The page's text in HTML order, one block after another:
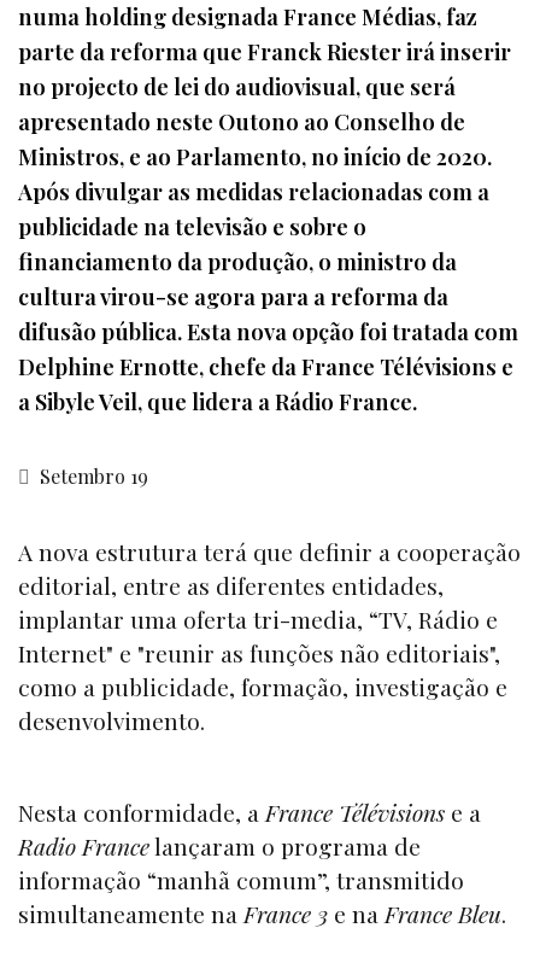
numa holding designada France Médias, faz
parte da reforma que Franck Riester irá inserir
no projecto de lei do audiovisual, que será
apresentado neste Outono ao Conselho de
Ministros, e ao Parlamento, no início de 2020.
Após divulgar as medidas relacionadas com a
publicidade na televisão e sobre o
financiamento da produção, o ministro da
cultura virou-se agora para a reforma da
difusão pública. Esta nova opção foi tratada com
Delphine Ernotte, chefe da France Télévisions e
a Sibyle Veil, que lidera a Rádio France.
Setembro 19
A nova estrutura terá que definir a cooperação
editorial, entre as diferentes entidades,
implantar uma oferta tri-media, “TV, Rádio e
Internet" e "reunir as funções não editoriais",
como a publicidade, formação, investigação e
desenvolvimento.
Nesta conformidade, a France Télévisions e a
Radio Francelançaram o programa de
informação “manhã comum”, transmitido
simultaneamente na France 3 e na France Bleu.